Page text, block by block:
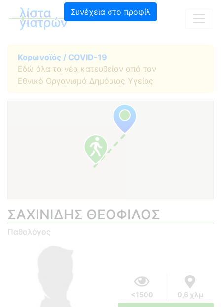
Συνέχεια στο προφίλ
Κορωνοϊός / COVID-19
Εδώ όλα τα νέα κατευθείαν από τον
Εθνικό Οργανισμό Δημόσιας Υγείας
ΣΑΧΙΝΙΔΗΣ ΘΕΟΦΙΛΟΣ
Παθολόγος
<1500 0,6 χλμ